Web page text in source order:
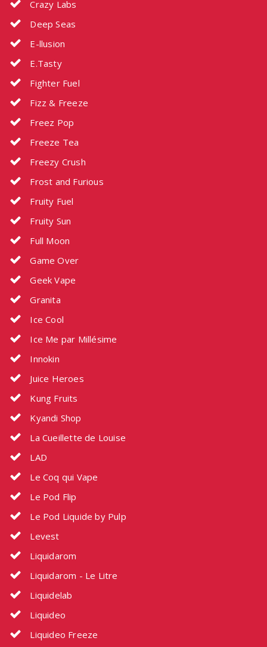
Crazy Labs
Deep Seas
E-llusion
E.Tasty
Fighter Fuel
Fizz & Freeze
Freez Pop
Freeze Tea
Freezy Crush
Frost and Furious
Fruity Fuel
Fruity Sun
Full Moon
Game Over
Geek Vape
Granita
Ice Cool
Ice Me par Millésime
Innokin
Juice Heroes
Kung Fruits
Kyandi Shop
La Cueillette de Louise
LAD
Le Coq qui Vape
Le Pod Flip
Le Pod Liquide by Pulp
Levest
Liquidarom
Liquidarom - Le Litre
Liquidelab
Liquideo
Liquideo Freeze